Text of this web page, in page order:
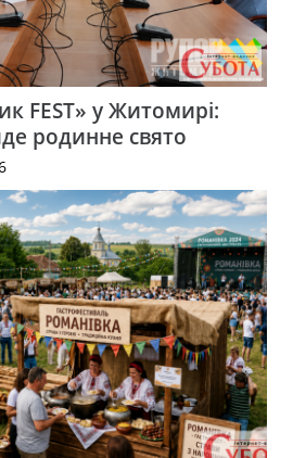
FEST» у Житомирі:
родинне свято